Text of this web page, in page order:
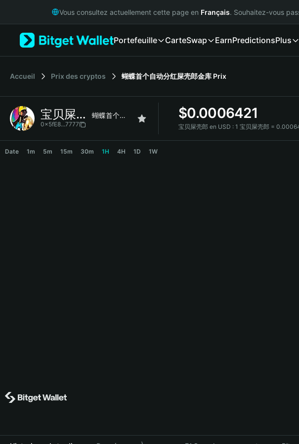
Русский
Italiano
简体中文
繁體中文
Bahasa Indonesia
Vous consultez actuellement cette page en Français. Souhaitez-vous
Portefeuille CarteSwap EarnPredictionsPlus
Accueil Prix des cryptos 蝴蝶首个自动分红屎壳郎金库 Prix
宝贝屎壳郎 蝴蝶首个自动分红屎壳郎金库
0x5fE8...7777
$0.0006421
宝贝屎壳郎 en USD : 1 宝贝屎壳郎 =
Date 1m 5m 15m 30m 1H 4H 1D 1W